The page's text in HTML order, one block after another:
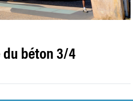
béton 3/4